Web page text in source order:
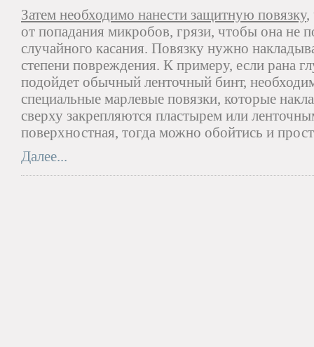
Затем необходимо нанести защитную повязку,
от попадания микробов, грязи, чтобы она не
случайного касания. Повязку нужно
степени повреждения. К примеру, если рана
подойдет обычный ленточный бинт,
специальные марлевые повязки, которые
сверху закрепляются пластырем или
поверхностная, тогда можно обойтись и
Далее...